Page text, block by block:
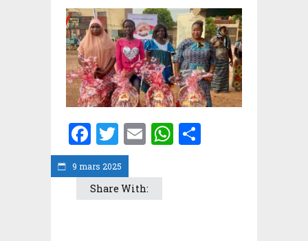
9 mars 2025
Facebook
Twitter
EmailWhatsApp
Share With: